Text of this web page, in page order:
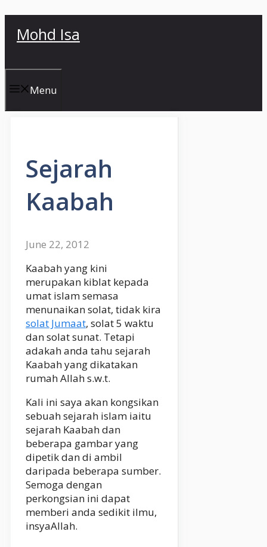
Mohd Isa
Menu
Sejarah
Kaabah
June 22, 2012
Kaabah yang kini
merupakan kiblat kepada
umat islam semasa
menunaikan solat, tidak kira
solat Jumaat, solat 5 waktu
dan solat sunat. Tetapi
adakah anda tahu sejarah
Kaabah yang dikatakan
rumah Allah s.w.t.
Kali ini saya akan kongsikan
sebuah sejarah islam iaitu
sejarah Kaabah dan
beberapa gambar yang
dipetik dan di ambil
daripada beberapa sumber.
Semoga dengan
perkongsian ini dapat
memberi anda sedikit ilmu,
insyaAllah.